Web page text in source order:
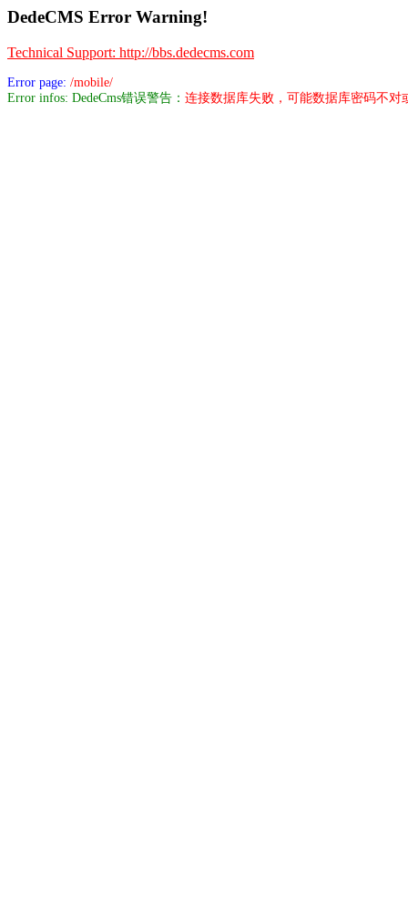
DedeCMS Error Warning!
Technical Support: http://bbs.dedecms.com
Error page: /mobile/
Error infos: DedeCms错误警告： 连接数据库失败，可能数据库密码不对